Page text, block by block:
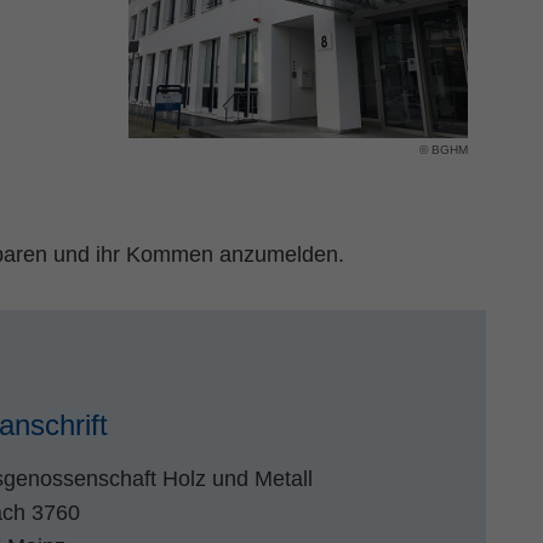
© BGHM
und ihr Kommen anzumelden.
Holz und Metall
3760